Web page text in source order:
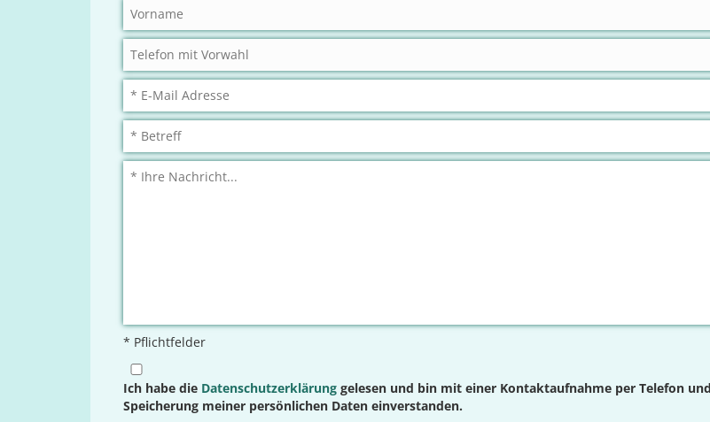
* Pflichtfelder
Ich habe die Datenschutzerklärung gelesen und bin mit einer Kontaktaufnahme per Telefon
Speicherung meiner persönlichen Daten einverstanden.